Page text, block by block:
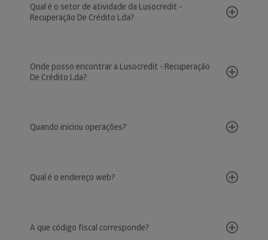
Qual é o setor de atividade da Lusocredit -
Recuperação De Crédito Lda?
Onde posso encontrar a Lusocredit - Recuperação
De Crédito Lda?
Quando iniciou operações?
Qual é o endereço web?
A que código fiscal corresponde?